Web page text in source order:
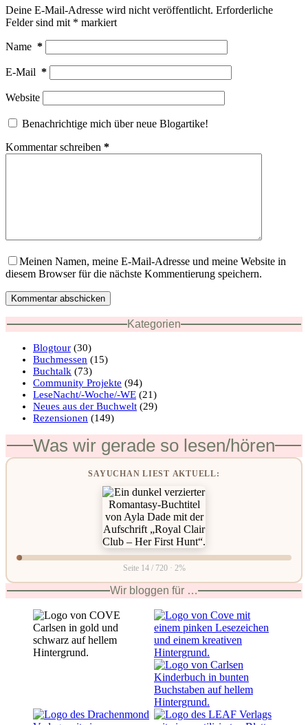
Deine E-Mail-Adresse wird nicht veröffentlicht. Erforderliche
Felder sind mit * markiert
Name *
E-Mail *
Website
Benachrichtige mich über neue Blogartike!
Kommentar schreiben *
Meinen Namen, meine E-Mail-Adresse und meine Website in
diesem Browser für die nächste Kommentierung speichern.
Kommentar abschicken
Kategorien
Blogtour (30)
Buchmessen (15)
Buchtalk (73)
Community Projekte (94)
LeseNacht/-Woche/-WE (21)
Neues aus der Buchwelt (29)
Rezensionen (149)
Was wir gerade so lesen/hören
SAYUCHAN LIEST AKTUELL:
Seite 14 / 720 · 2%
Wir bloggen für …